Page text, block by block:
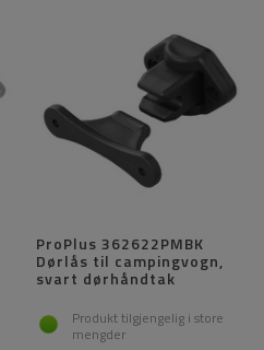
ProPlus 362622PMBK
Dørlås til campingvogn,
svart dørhåndtak
Produkt tilgjengelig i store
mengder